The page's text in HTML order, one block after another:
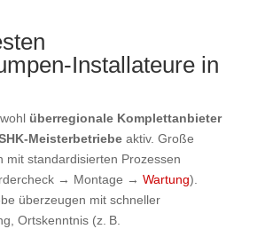
in
überregionale Komplettanbieter
aktiv. Große
mit standardisierten Prozessen
→ Montage → Wartung).
überzeugen mit schneller
Ortskenntnis (z. B.